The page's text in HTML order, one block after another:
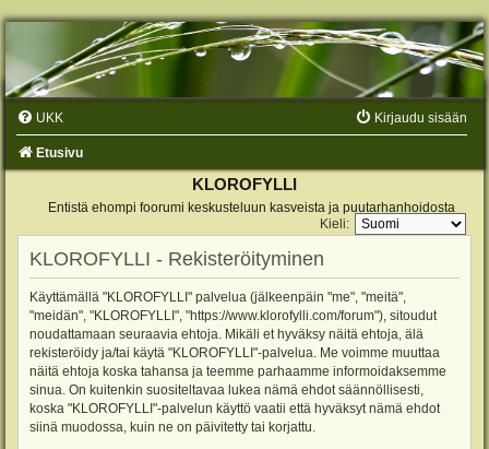
UKK Kirjaudu sisään
Etusivu
KLOROFYLLI
Entistä ehompi foorumi keskusteluun kasveista ja puutarhanhoidosta
Kieli:
KLOROFYLLI - Rekisteröityminen
Käyttämällä "KLOROFYLLI" palvelua (jälkeenpäin "me", "meitä",
"meidän", "KLOROFYLLI", "https://www.klorofylli.com/forum"), sitoudut
noudattamaan seuraavia ehtoja. Mikäli et hyväksy näitä ehtoja, älä
rekisteröidy ja/tai käytä "KLOROFYLLI"-palvelua. Me voimme muuttaa
näitä ehtoja koska tahansa ja teemme parhaamme informoidaksemme
sinua. On kuitenkin suositeltavaa lukea nämä ehdot säännöllisesti,
koska "KLOROFYLLI"-palvelun käyttö vaatii että hyväksyt nämä ehdot
siinä muodossa, kuin ne on päivitetty tai korjattu.